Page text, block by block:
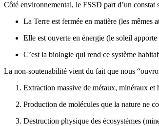
Côté environnemental, le FSSD part d’un constat
La Terre est fermée en matière (les mêmes
Elle est ouverte en énergie (le soleil
C’est la biologie qui rend ce système
La non-soutenabilité vient du fait que nous
Extraction massive de métaux, minéraux et
Production de molécules que la nature ne
Destruction physique des écosystèmes